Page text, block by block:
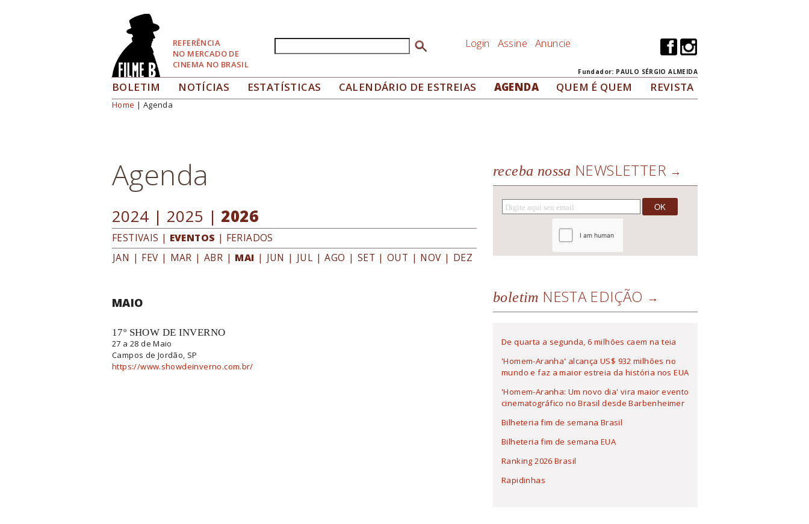
REFERÊNCIA
NO MERCADO DE
CINEMA NO BRASIL
Formulário de busca Login Assine Anuncie
Fundador: PAULO SÉRGIO ALMEIDA
BOLETIM NOTÍCIAS ESTATÍSTICAS CALENDÁRIO DE ESTREIAS AGENDA QUEM É QUEM REVISTA
Você está aqui
Home | Agenda
Agenda
2024 | 2025 | 2026
FESTIVAIS | EVENTOS | FERIADOS
JAN | FEV | MAR | ABR | MAI | JUN | JUL | AGO | SET | OUT | NOV | DEZ
MAIO
17º SHOW DE INVERNO
27 a 28 de Maio
Campos de Jordão, SP
https://www.showdeinverno.com.br/
receba nossa NEWSLETTER
boletim NESTA EDIÇÃO
De quarta a segunda, 6 milhões caem na teia
'Homem-Aranha' alcança US$ 932 milhões no
mundo e faz a maior estreia da história nos EUA
'Homem-Aranha: Um novo dia' vira maior evento
cinematográfico no Brasil desde Barbenheimer
Bilheteria fim de semana Brasil
Bilheteria fim de semana EUA
Ranking 2026 Brasil
Rapidinhas